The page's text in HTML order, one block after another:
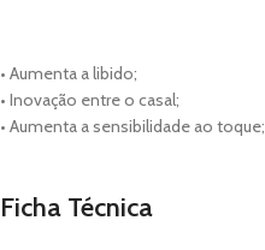
• Aumenta a libido;
• Inovação entre o casal;
• Aumenta a sensibilidade ao toque;
Ficha Técnica